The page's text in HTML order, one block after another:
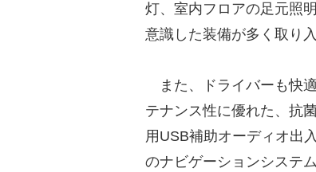
灯、室内フロアの足元照
意識した装備が多く取り
また、ドライバーも快
テナンス性に優れた、抗
用USB補助オーディオ出
のナビゲーションシステ